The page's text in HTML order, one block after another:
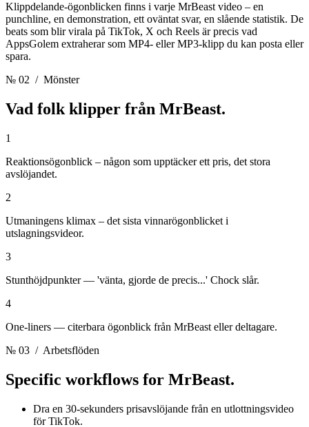
Klippdelande-ögonblicken finns i varje MrBeast video – en
punchline, en demonstration, ett oväntat svar, en slående statistik. De
beats som blir virala på TikTok, X och Reels är precis vad
AppsGolem extraherar som MP4- eller MP3-klipp du kan posta eller
spara.
№ 02 / Mönster
Vad folk klipper från MrBeast.
1
Reaktionsögonblick – någon som upptäcker ett pris, det stora
avslöjandet.
2
Utmaningens klimax – det sista vinnarögonblicket i
utslagningsvideor.
3
Stunthöjdpunkter — 'vänta, gjorde de precis...' Chock slår.
4
One-liners — citerbara ögonblick från MrBeast eller deltagare.
№ 03 / Arbetsflöden
Specific workflows for MrBeast.
Dra en 30-sekunders prisavslöjande från en utlottningsvideo
för TikTok.